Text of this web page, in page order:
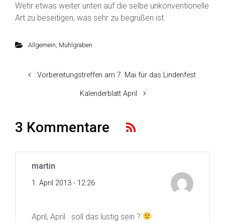
Wehr etwas weiter unten auf die selbe unkonventionelle
Art zu beseitigen, was sehr zu begrüßen ist.
Allgemein Mühlgraben
Vorbereitungstreffen am 7. Mai für das Lindenfest
Kalenderblatt April
3 Kommentare
martin
1. April 2013 - 12:26
April, April . soll das lustig sein ?